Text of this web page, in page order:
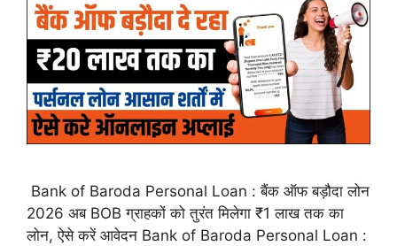
Bank of Baroda Personal Loan : बैंक ऑफ बड़ौदा लोन
2026 अब BOB ग्राहकों को तुरंत मिलेगा ₹1 लाख तक का
लोन, ऐसे करें आवेदन Bank of Baroda Personal Loan :